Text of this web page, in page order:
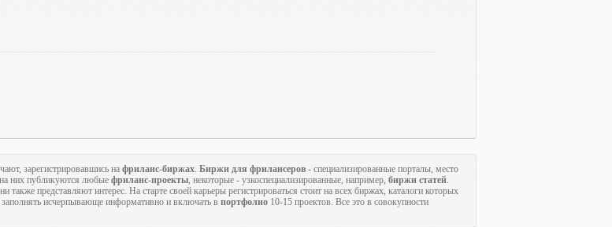
зарегистрировавшись на фриланс-биржах. Биржи для фрилансеров - специализированные порталы, место
них публикуются любые фриланс-проекты, некоторые - узкоспециализированные, например, биржи статей.
представляют интерес. На старте своей карьеры регистрироваться стоит на всех биржах, каталоги которых
исчерпывающе информативно и включать в портфолио 10-15 проектов. Все это в совокупности